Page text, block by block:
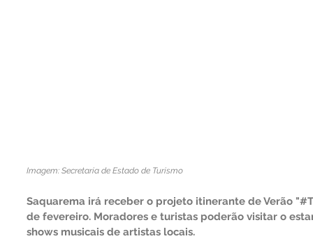
Imagem: Secretaria de Estado de Turismo
Saquarema irá receber o projeto itinerante de Verão
de fevereiro. Moradores e turistas poderão visitar o
shows musicais de artistas locais.